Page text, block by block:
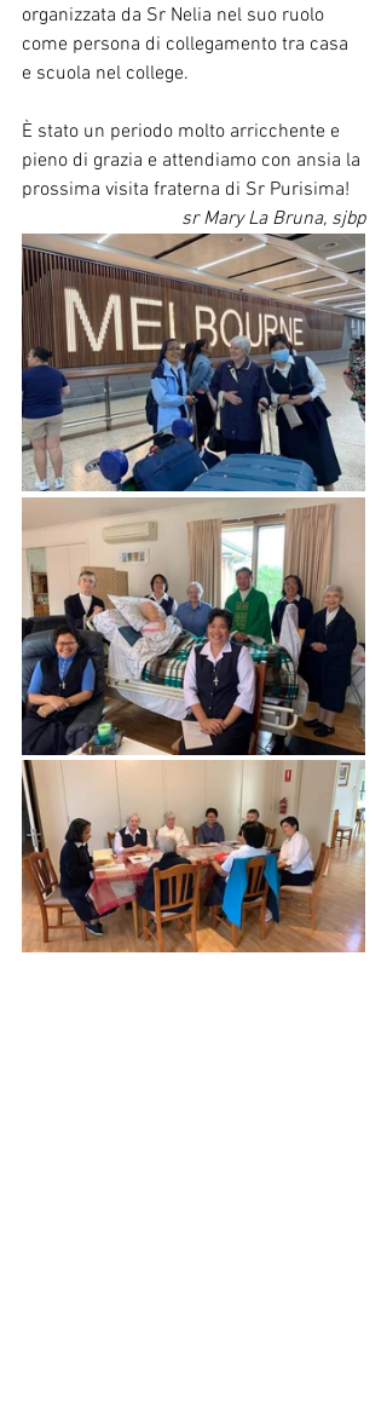
organizzata da Sr Nelia nel suo ruolo
come persona di collegamento tra casa
e scuola nel college.
È stato un periodo molto arricchente e
pieno di grazia e attendiamo con ansia la
prossima visita fraterna di Sr Purisima!
sr Mary La Bruna, sjbp